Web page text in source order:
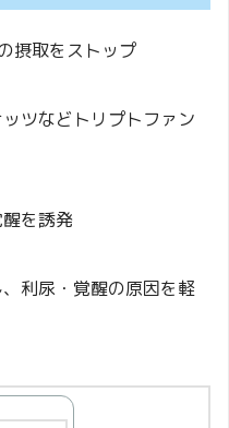
摂取をストップ
ツなどトリプトファン
を誘発
利尿・覚醒の原因を軽